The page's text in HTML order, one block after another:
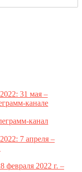
31 мая –
канале
канал
7 апреля –
2022 г. –